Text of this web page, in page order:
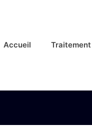
Accueil Traitement